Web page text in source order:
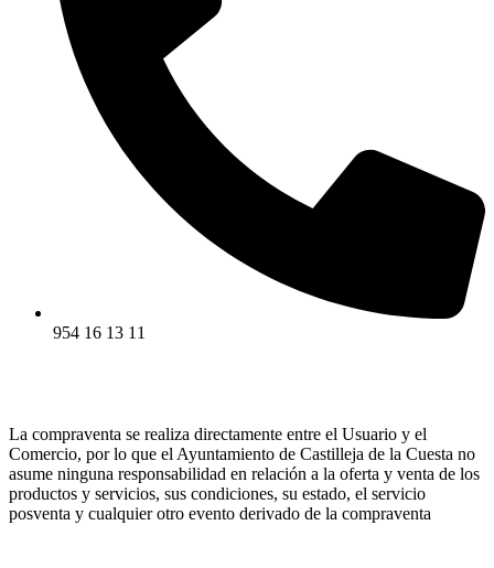
954 16 13 11
La compraventa se realiza directamente entre el Usuario y el
Comercio, por lo que el Ayuntamiento de Castilleja de la Cuesta no
asume ninguna responsabilidad en relación a la oferta y venta de los
productos y servicios, sus condiciones, su estado, el servicio
posventa y cualquier otro evento derivado de la compraventa